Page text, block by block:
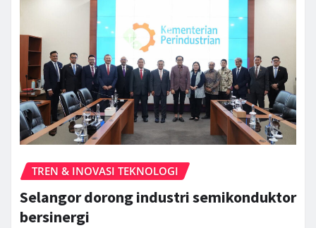
TREN & INOVASI TEKNOLOGI
Selangor dorong industri semikonduktor
bersinergi